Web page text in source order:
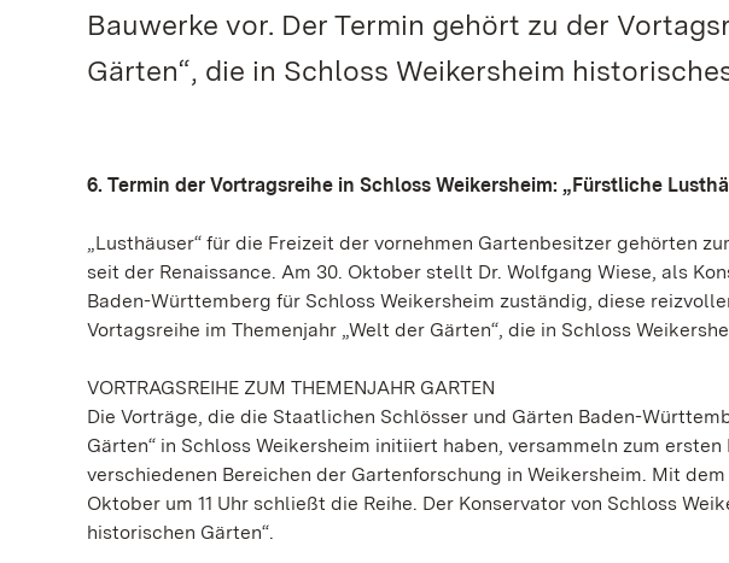
Bauwerke vor. Der Termin gehört zu der
Gärten“, die in Schloss Weikersheim
6. Termin der Vortragsreihe in Schloss Weikersheim: „Fürstliche
„Lusthäuser“ für die Freizeit der vornehmen Gartenbesitzer gehörten
seit der Renaissance. Am 30. Oktober stellt Dr. Wolfgang Wiese, als
Baden-Württemberg für Schloss Weikersheim zuständig, diese
Vortagsreihe im Themenjahr „Welt der Gärten“, die in Schloss
VORTRAGSREIHE ZUM THEMENJAHR GARTEN
Die Vorträge, die die Staatlichen Schlösser und Gärten Baden-
Gärten“ in Schloss Weikersheim initiiert haben, versammeln zum
verschiedenen Bereichen der Gartenforschung in Weikersheim. Mit
Oktober um 11 Uhr schließt die Reihe. Der Konservator von Schloss
historischen Gärten“.